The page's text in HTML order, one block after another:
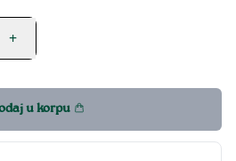
+
u korpu